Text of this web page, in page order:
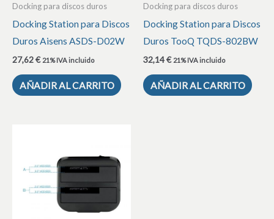
Docking para discos duros
Docking Station para Discos
Duros Aisens ASDS-D02W
27,62€ 21% IVA incluido
AÑADIR AL CARRITO
Docking para discos duros
Docking Station para Discos
Duros TooQ TQDS-802BW
32,14€ 21% IVA incluido
AÑADIR AL CARRITO